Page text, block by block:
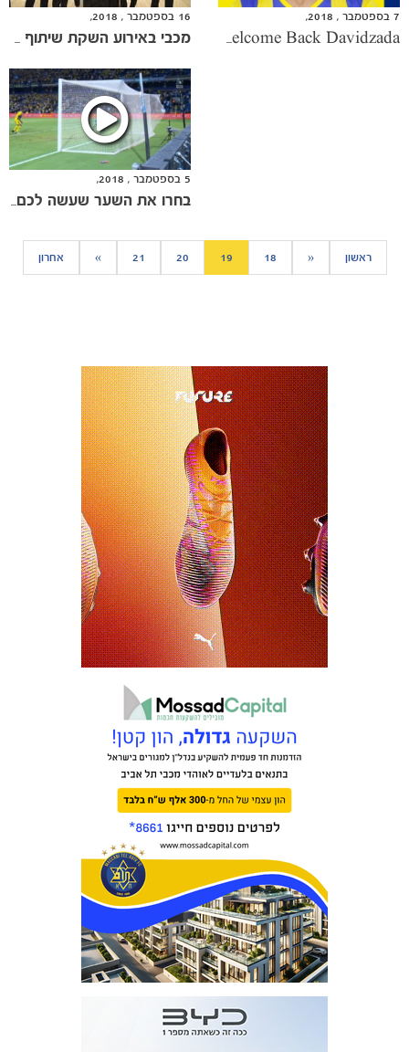
כרטיסים
16 בספטמבר , 2018,
מכבי באירוע השקת שיתוף הפעולה עם BOSS
7 בספטמבר , 2018,
Welcome Back Davidzada
5 בספטמבר , 2018,
בחרו את השער שעשה לכם את חודש אוגוסט
ראשון «
18
19
20
21
» אחרון